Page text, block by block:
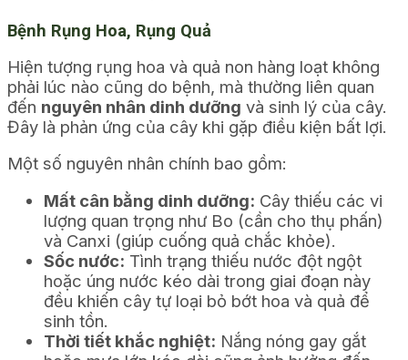
Bệnh Rụng Hoa, Rụng Quả
Hiện tượng rụng hoa và quả non hàng loạt không
phải lúc nào cũng do bệnh, mà thường liên quan
đến nguyên nhân dinh dưỡng và sinh lý của cây.
Đây là phản ứng của cây khi gặp điều kiện bất lợi.
Một số nguyên nhân chính bao gồm:
Mất cân bằng dinh dưỡng: Cây thiếu các vi
lượng quan trọng như Bo (cần cho thụ phấn)
và Canxi (giúp cuống quả chắc khỏe).
Sốc nước: Tình trạng thiếu nước đột ngột
hoặc úng nước kéo dài trong giai đoạn này
đều khiến cây tự loại bỏ bớt hoa và quả để
sinh tồn.
Thời tiết khắc nghiệt: Nắng nóng gay gắt